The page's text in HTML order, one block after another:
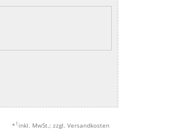
* 1 inkl. MwSt.; zzgl. Versandkosten